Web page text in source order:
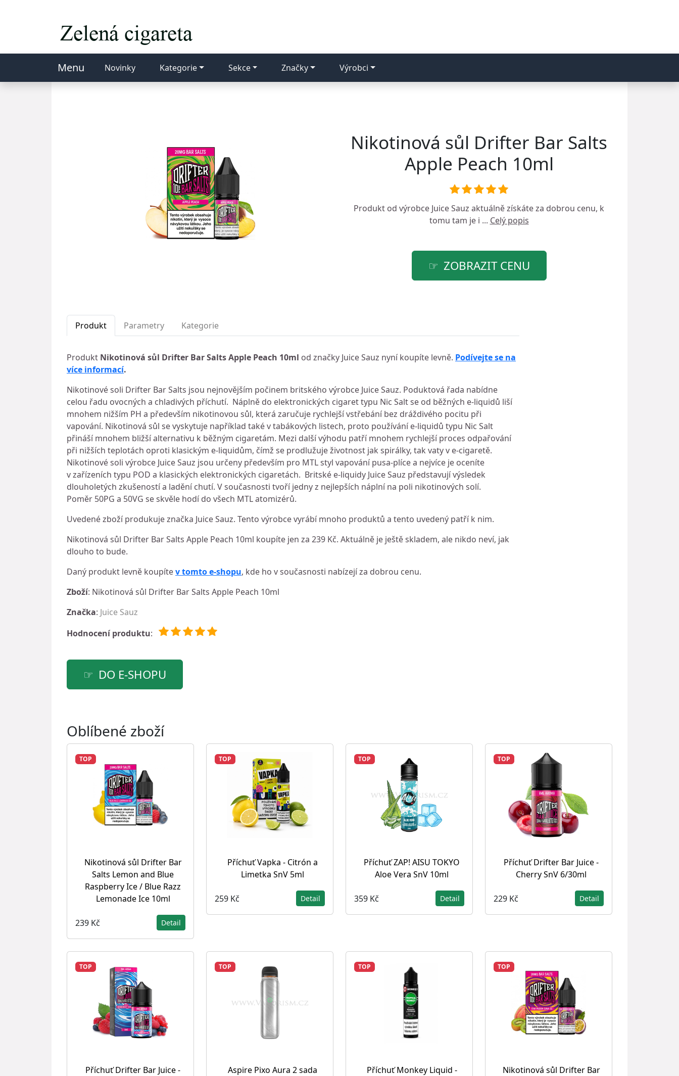
Menu Novinky Kategorie Sekce Značky Výrobci
Nikotinová sůl Drifter Bar Salts
Apple Peach 10ml
Produkt od výrobce Juice Sauz aktuálně získáte za dobrou cenu, k
tomu tam je i ... Celý popis
ZOBRAZIT CENU
Produkt Parametry Kategorie
Produkt Nikotinová sůl Drifter Bar Salts Apple Peach 10ml od značky Juice Sauz nyní koupíte levně. Podívejte se na
více informací.
Nikotinové soli Drifter Bar Salts jsou nejnovějším počinem britského výrobce Juice Sauz. Poduktová řada nabídne
celou řadu ovocných a chladivých příchutí. Náplně do elektronických cigaret typu Nic Salt se od běžných e-liquidů liší
mnohem nižším PH a především nikotinovou sůl, která zaručuje rychlejší vstřebání bez dráždivého pocitu při
vapování. Nikotinová sůl se vyskytuje například také v tabákových listech, proto používání e-liquidů typu Nic Salt
přináší mnohem bližší alternativu k běžným cigaretám. Mezi další výhodu patří mnohem rychlejší proces odpařování
při nižších teplotách oproti klasickým e-liquidům, čímž se prodlužuje životnost jak spirálky, tak vaty v e-cigaretě.
Nikotinové soli výrobce Juice Sauz jsou určeny především pro MTL styl vapování pusa-plíce a nejvíce je oceníte
v zařízeních typu POD a klasických elektronických cigaretách. Britské e-liquidy Juice Sauz představují výsledek
dlouholetých zkušeností a ladění chutí. V současnosti tvoří jedny z nejlepších náplní na poli nikotinových solí.
Poměr 50PG a 50VG se skvěle hodí do všech MTL atomizérů.
Uvedené zboží produkuje značka Juice Sauz. Tento výrobce vyrábí mnoho produktů a tento uvedený patří k nim.
Nikotinová sůl Drifter Bar Salts Apple Peach 10ml koupíte jen za 239 Kč. Aktuálně je ještě skladem, ale nikdo neví, jak
dlouho to bude.
Daný produkt levně koupítev tomto e-shopu, kde ho v současnosti nabízejí za dobrou cenu.
Zboží: Nikotinová sůl Drifter Bar Salts Apple Peach 10ml
Značka: Juice Sauz
Hodnocení produktu:
DO E-SHOPU
Oblíbené zboží
TOP
Nikotinová sůl Drifter Bar
Salts Lemon and Blue
Raspberry Ice / Blue Razz
Lemonade Ice 10ml
239 Kč Detail
TOP
Příchuť Vapka - Citrón a
Limetka SnV 5ml
259 Kč Detail
TOP
Příchuť ZAP! AISU TOKYO
Aloe Vera SnV 10ml
359 Kč Detail
TOP
Příchuť Drifter Bar Juice -
Cherry SnV 6/30ml
229 Kč Detail
TOP
Příchuť Drifter Bar Juice -
TOP
Aspire Pixo Aura 2 sada
TOP
Příchuť Monkey Liquid -
TOP
Nikotinová sůl Drifter Bar